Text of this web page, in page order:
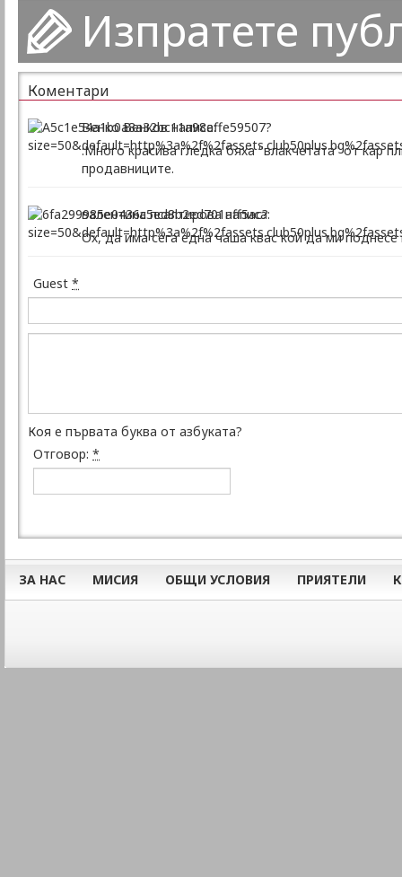
Изпратете
Коментари
Венко Венков написа:
:Много красива гледка бяха "влакчетата" от кар
продавниците.
валентина псалтирова написа:
Ох, да има сега една чаша квас кой да ми поднесе
Guest *
Коя е първата буква от азбуката?
Отговор: *
ЗА НАС МИСИЯ ОБЩИ УСЛОВИЯ ПРИЯТЕЛИ